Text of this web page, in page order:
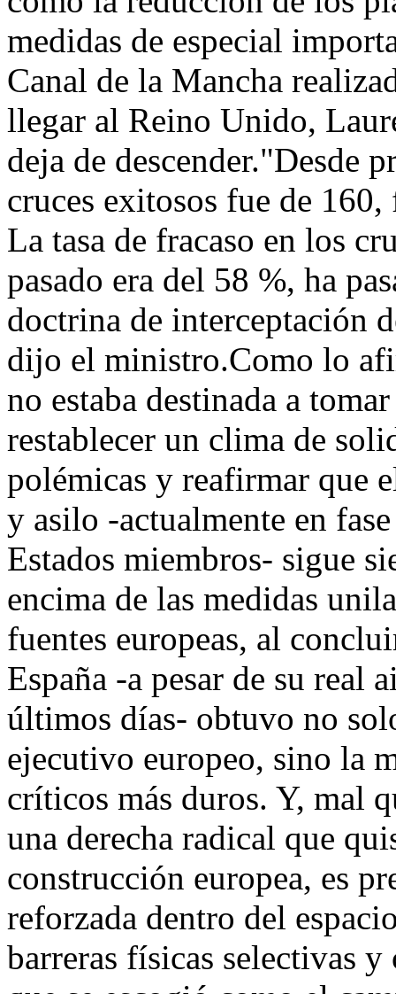
medidas de especial
Canal de la Mancha
llegar al Reino Unido,
deja de descender."Desde
cruces exitosos fue de
La tasa de fracaso en los
pasado era del 58 %, ha
doctrina de interceptación
dijo el ministro.Como lo
no estaba destinada a
restablecer un clima de
polémicas y reafirmar que
y asilo -actualmente en
Estados miembros- sigue
encima de las medidas
fuentes europeas, al
España -a pesar de su real
últimos días- obtuvo no
ejecutivo europeo, sino la
críticos más duros. Y, mal
una derecha radical que
construcción europea, es
reforzada dentro del
barreras físicas selectivas